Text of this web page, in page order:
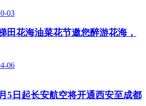
03
田花海油菜花节邀您醉游花海，
06
5日起长安航空将开通西安至成都